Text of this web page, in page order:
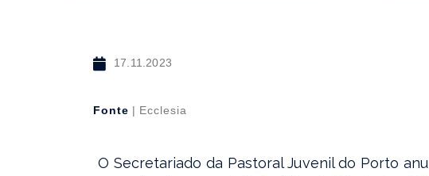
17.11.2023
Fonte | Ecclesia
O Secretariado da Pastoral Juvenil do Porto